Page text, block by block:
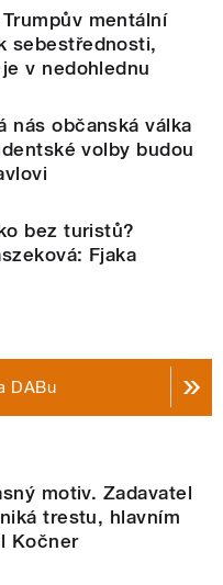
mentální
sebestřednosti,
v nedohlednu
nás občanská válka
volby budou
bez turistů?
Fjaka
DABu
motiv. Zadavatel
trestu, hlavním
Kočner